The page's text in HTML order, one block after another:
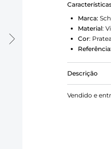
Marca:
Material:
Cor:
Referência:
Descrição
Com salto
dessa mule
Vendido e